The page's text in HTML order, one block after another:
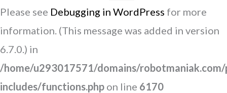
Please see Debugging in WordPress for more
information. (This message was added in version
6.7.0.) in
/home/u293017571/domains/
includes/functions.php on line 6170